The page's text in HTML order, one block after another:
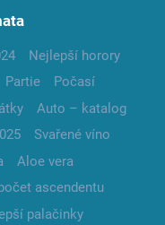
Nejlepší horory
Partie
Počasí
Auto – katalog
Svařené víno
Aloe vera
ascendentu
palačinky